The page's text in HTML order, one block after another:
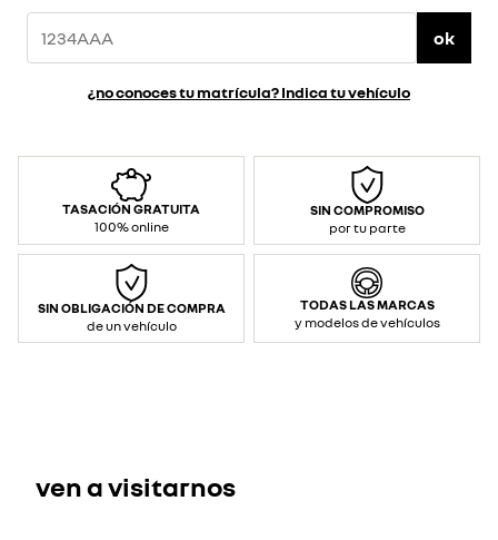
ok
¿no conoces tu matrícula? Indica tu vehículo
TASACIÓN GRATUITA
100% online
SIN COMPROMISO
por tu parte
SIN OBLIGACIÓN DE COMPRA
de un vehículo
TODAS LAS MARCAS
y modelos de vehículos
ven a visitarnos